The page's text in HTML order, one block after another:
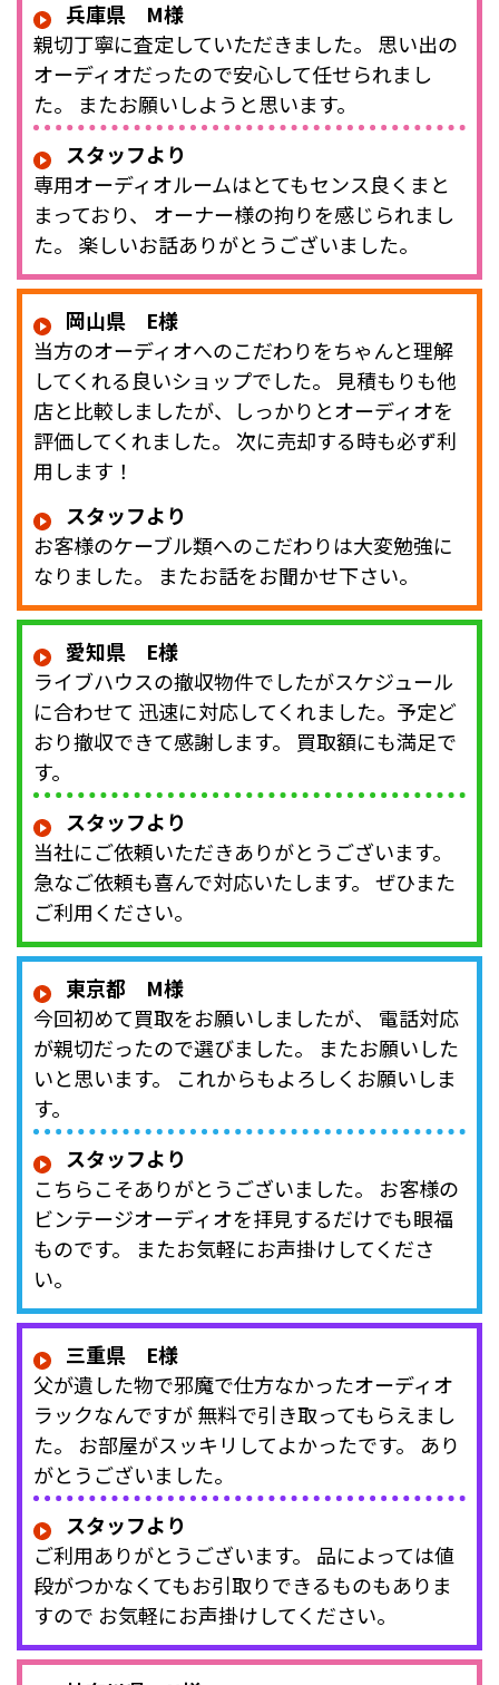
兵庫県 M様
親切丁寧に査定していただきました。 思い出の
オーディオだったので安心して任せられまし
た。 またお願いしようと思います。
スタッフより
専用オーディオルームはとてもセンス良くまと
まっており、 オーナー様の拘りを感じられまし
た。 楽しいお話ありがとうございました。
岡山県 E様
当方のオーディオへのこだわりをちゃんと理解
してくれる良いショップでした。 見積もりも他
店と比較しましたが、しっかりとオーディオを
評価してくれました。 次に売却する時も必ず利
用します！
スタッフより
お客様のケーブル類へのこだわりは大変勉強に
なりました。 またお話をお聞かせ下さい。
愛知県 E様
ライブハウスの撤収物件でしたがスケジュール
に合わせて 迅速に対応してくれました。予定ど
おり撤収できて感謝します。 買取額にも満足で
す。
スタッフより
当社にご依頼いただきありがとうございます。
急なご依頼も喜んで対応いたします。 ぜひまた
ご利用ください。
東京都 M様
今回初めて買取をお願いしましたが、 電話対応
が親切だったので選びました。 またお願いした
いと思います。 これからもよろしくお願いしま
す。
スタッフより
こちらこそありがとうございました。 お客様の
ビンテージオーディオを拝見するだけでも眼福
ものです。 またお気軽にお声掛けしてくださ
い。
三重県 E様
父が遺した物で邪魔で仕方なかったオーディオ
ラックなんですが 無料で引き取ってもらえまし
た。 お部屋がスッキリしてよかったです。 あり
がとうございました。
スタッフより
ご利用ありがとうございます。 品によっては値
段がつかなくてもお引取りできるものもありま
すので お気軽にお声掛けしてください。